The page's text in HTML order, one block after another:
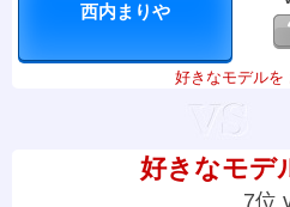
好きなモデルを
好きなモデ
7位